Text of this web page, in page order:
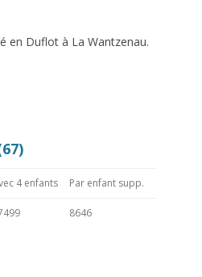
en Duflot à La Wantzenau.
4 enfants Par enfant supp.
8646